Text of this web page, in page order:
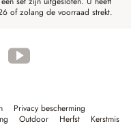
of zolang de voorraad strekt.
Privacy bescherming
Outdoor Herfst
Kerstmis